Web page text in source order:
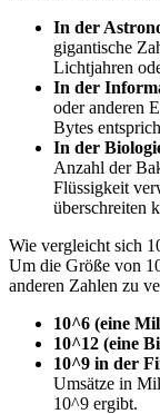
In der
gigantische
Lichtjahren
In der
oder anderen
Bytes
In der
Anzahl der
Flüssigkeit
überschreiten
Wie vergleicht sich
Um die Größe von
anderen Zahlen zu
10^6 (eine
10^12 (eine
10^9 in der
Umsätze in
10^9 ergibt.